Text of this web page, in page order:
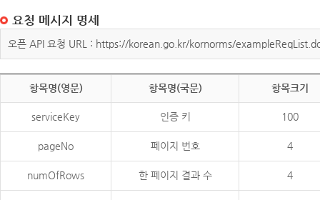
요청 메시지 명세
오픈 API 요청 URL : https://korean.go.kr/kornorms/
항목명(영문) 항목명(국문) 항목크기
serviceKey 인증 키 100
pageNo 페이지 번호 4
numOfRows 한 페이지 결과 수 4